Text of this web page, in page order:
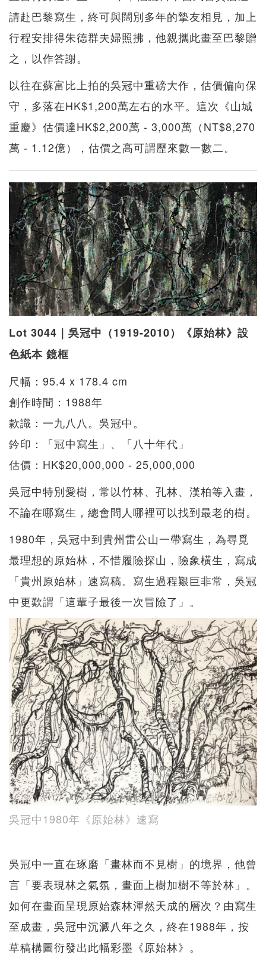
請赴巴黎寫生，終可與闊別多年的摯友相見，加上
行程安排得朱德群夫婦照拂，他親攜此畫至巴黎贈
之，以作答謝。
以往在蘇富比上拍的吳冠中重磅大作，估價偏向保
守，多落在HK$1,200萬左右的水平。這次《山城
重慶》估價達HK$2,200萬 - 3,000萬（NT$8,270
萬 - 1.12億），估價之高可謂歷來數一數二。
Lot 3044｜吳冠中（1919-2010）《原始林》設
色紙本 鏡框
尺幅：95.4 x 178.4 cm
創作時間：1988年
款識：一九八八。吳冠中。
鈐印：「冠中寫生」、「八十年代」
估價：HK$20,000,000 - 25,000,000
吳冠中特別愛樹，常以竹林、孔林、漢柏等入畫，
不論在哪寫生，總會問人哪裡可以找到最老的樹。
1980年，吳冠中到貴州雷公山一帶寫生，為尋覓
最理想的原始林，不惜履險探山，險象橫生，寫成
「貴州原始林」速寫稿。寫生過程艱巨非常，吳冠
中更歎謂「這輩子最後一次冒險了」。
吳冠中1980年《原始林》速寫
吳冠中一直在琢磨「畫林而不見樹」的境界，他曾
言「要表現林之氣氛，畫面上樹加樹不等於林」。
如何在畫面呈現原始森林渾然天成的層次？由寫生
至成畫，吳冠中沉澱八年之久，終在1988年，按
草稿構圖衍發出此幅彩墨《原始林》。